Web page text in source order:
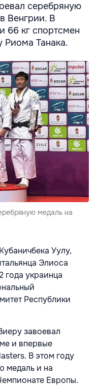
серебряную
Венгрии. В
66 кг спортсмен
Риома Танака.
медаль на
Уулу,
Элиоса
украинца
Республики
завоевал
и впервые
В этом году
медаль и на
Европы.